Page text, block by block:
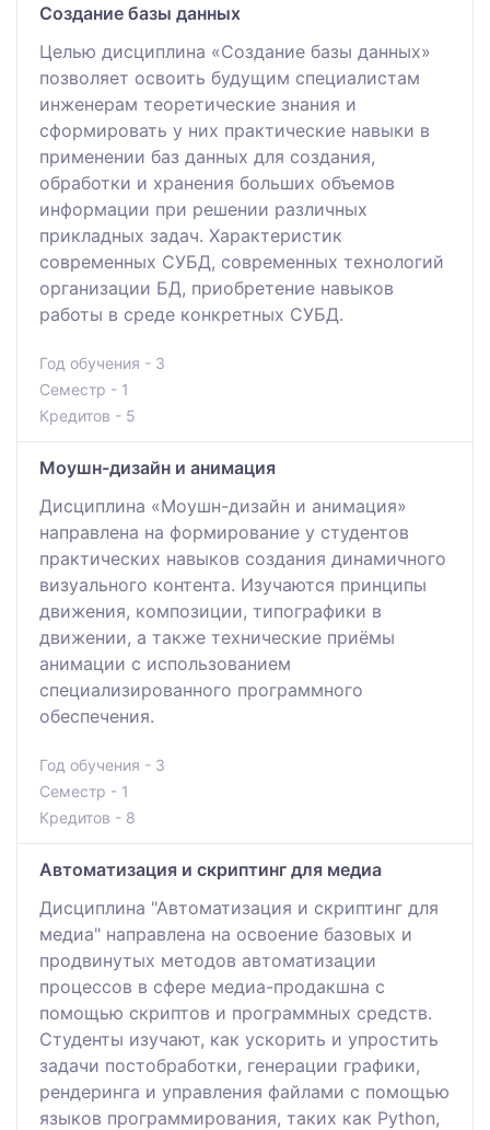
Создание базы данных
Целью дисциплина «Создание базы данных»
позволяет освоить будущим специалистам
инженерам теоретические знания и
сформировать у них практические навыки в
применении баз данных для создания,
обработки и хранения больших объемов
информации при решении различных
прикладных задач. Характеристик
современных СУБД, современных технологий
организации БД, приобретение навыков
работы в среде конкретных СУБД.
Год обучения - 3
Семестр - 1
Кредитов - 5
Моушн-дизайн и анимация
Дисциплина «Моушн-дизайн и анимация»
направлена на формирование у студентов
практических навыков создания динамичного
визуального контента. Изучаются принципы
движения, композиции, типографики в
движении, а также технические приёмы
анимации с использованием
специализированного программного
обеспечения.
Год обучения - 3
Семестр - 1
Кредитов - 8
Автоматизация и скриптинг для медиа
Дисциплина "Автоматизация и скриптинг для
медиа" направлена на освоение базовых и
продвинутых методов автоматизации
процессов в сфере медиа-продакшна с
помощью скриптов и программных средств.
Студенты изучают, как ускорить и упростить
задачи постобработки, генерации графики,
рендеринга и управления файлами с помощью
языков программирования, таких как Python,